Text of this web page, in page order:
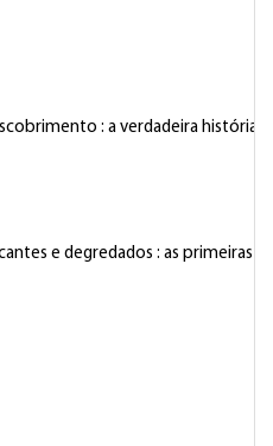
: a verdadeira história
e degredados : as primeiras